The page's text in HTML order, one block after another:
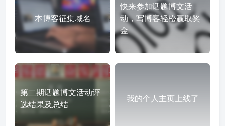
本博客征集域名
快来参加话题博文活
动，写博客轻松赢取奖
金
第二期话题博文活动评
选结果及总结
我的个人主页上线了